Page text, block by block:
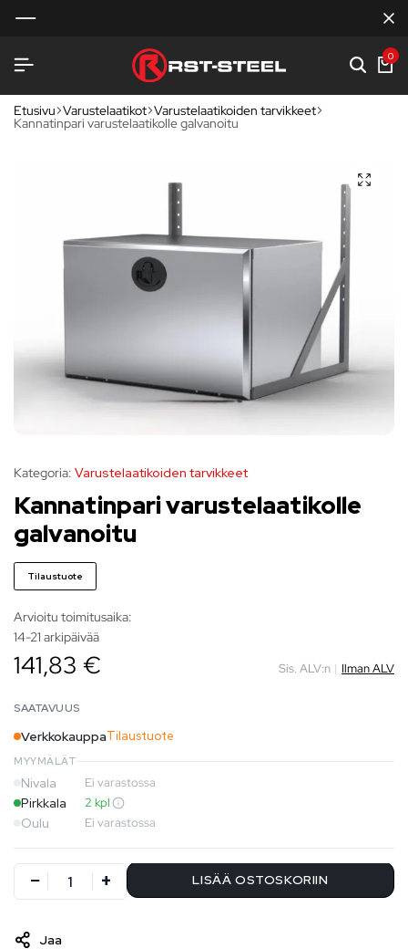
0
Etusivu Varustelaatikot Varustelaatikoiden tarvikkeet
Kannatinpari varustelaatikolle galvanoitu
Kategoria: Varustelaatikoiden tarvikkeet
Kannatinpari varustelaatikolle
galvanoitu
Tilaustuote
Arvioitu toimitusaika:
14-21 arkipäivää
141,83 € Sis. ALV:n | Ilman ALV
SAATAVUUS
VerkkokauppaTilaustuote
MYYMÄLÄT
Nivala Ei varastossa
Pirkkala 2 kpl
Oulu Ei varastossa
LISÄÄ OSTOSKORIIN
Jaa